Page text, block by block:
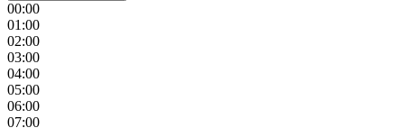
00:00
01:00
02:00
03:00
04:00
05:00
06:00
07:00